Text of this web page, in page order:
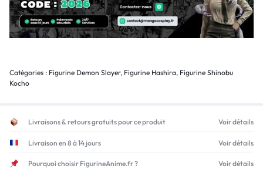
Catégories : Figurine Demon Slayer, Figurine Hashira, Figurine Shinobu
Kocho
Livraisons & retours gratuits pour ce produit Voir détails
Livraison en 8 à 14 jours Voir détails
Pourquoi choisir FigurineAnime.fr ? Voir détails